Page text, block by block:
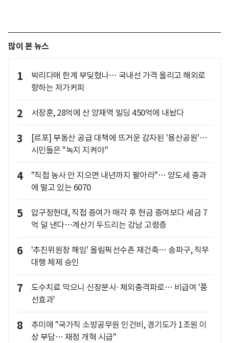
많이 본 뉴스
1
박리다매 한계 부딪혔나… 국내선 가격 올리고 해외로
향하는 저가커피
2 서장훈, 28억에 산 양재역 빌딩 450억에 내놨다
3
[르포] 부동산 공급 대책에 뜨거운 감자된 '용산공원'…
시민들은 "녹지 지켜야"
4
"직접 농사 안 지으면 내년까지 팔아라"… 양도세 중과
에 떨고 있는 6070
5
압구정현대, 직접 증여가 매각 후 현금 증여보다 세금 7
억 덜 낸다…계산기 두드리는 강남 고령층
6
'추진위원장 해임' 올림픽선수촌 재건축… 송파구, 직무
대행 체제 승인
7
도수치료 막으니 신장분사·체외충격파로… 비급여 '풍
선효과'
8
추미애 "국가직 소방공무원 인건비, 경기도가 1조원 이
상 부담… 재정 개혁 시급"